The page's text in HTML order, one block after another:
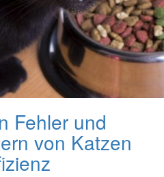
Fehler und
von Katzen